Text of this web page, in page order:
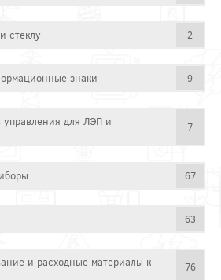
стеклу 2
знаки 9
управления для ЛЭП и 7
67
63
и расходные материалы к 76